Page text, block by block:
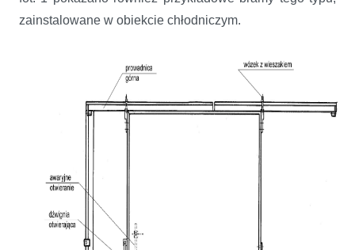
zainstalowane w obiekcie chłodniczym.